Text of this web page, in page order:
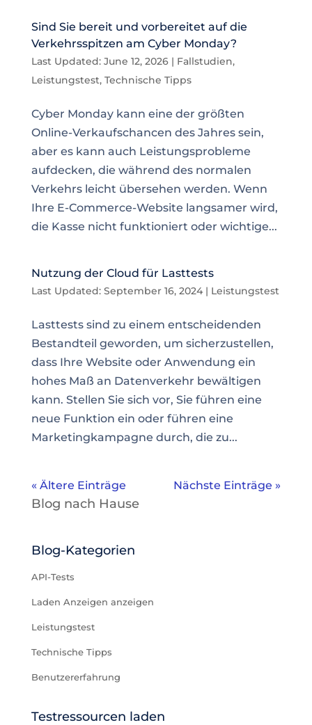
Sind Sie bereit und vorbereitet auf die
Verkehrsspitzen am Cyber Monday?
Last Updated: June 12, 2026| Fallstudien,
Leistungstest, Technische Tipps
Cyber Monday kann eine der größten
Online-Verkaufschancen des Jahres sein,
aber es kann auch Leistungsprobleme
aufdecken, die während des normalen
Verkehrs leicht übersehen werden. Wenn
Ihre E-Commerce-Website langsamer wird,
die Kasse nicht funktioniert oder wichtige...
Nutzung der Cloud für Lasttests
Last Updated: September 16, 2024| Leistungstest
Lasttests sind zu einem entscheidenden
Bestandteil geworden, um sicherzustellen,
dass Ihre Website oder Anwendung ein
hohes Maß an Datenverkehr bewältigen
kann. Stellen Sie sich vor, Sie führen eine
neue Funktion ein oder führen eine
Marketingkampagne durch, die zu...
« Ältere Einträge Nächste Einträge »
Blog nach Hause
Blog-Kategorien
API-Tests
Laden Anzeigen anzeigen
Leistungstest
Technische Tipps
Benutzererfahrung
Testressourcen laden